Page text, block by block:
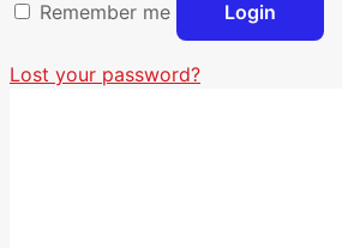
Remember me Login
Lost your password?